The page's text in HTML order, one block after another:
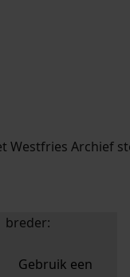
zoektips.
zoektips.
Westfries Archief
uw zoekopdracht te
breder:
Gebruik een